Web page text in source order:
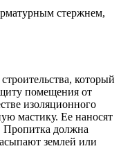
стержнем,
который
помещения от
изоляционного
мастику. Ее наносят
Пропитка должна
землей или